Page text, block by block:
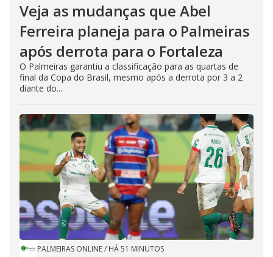
Veja as mudanças que Abel
Ferreira planeja para o Palmeiras
após derrota para o Fortaleza
O Palmeiras garantiu a classificação para as quartas de
final da Copa do Brasil, mesmo após a derrota por 3 a 2
diante do...
PALMEIRAS ONLINE/ HÁ 51 MINUTOS